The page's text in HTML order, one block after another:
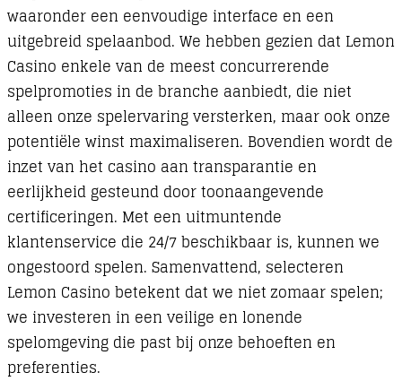
waaronder een eenvoudige interface en een
uitgebreid spelaanbod. We hebben gezien dat Lemon
Casino enkele van de meest concurrerende
spelpromoties in de branche aanbiedt, die niet
alleen onze spelervaring versterken, maar ook onze
potentiële winst maximaliseren. Bovendien wordt de
inzet van het casino aan transparantie en
eerlijkheid gesteund door toonaangevende
certificeringen. Met een uitmuntende
klantenservice die 24/7 beschikbaar is, kunnen we
ongestoord spelen. Samenvattend, selecteren
Lemon Casino betekent dat we niet zomaar spelen;
we investeren in een veilige en lonende
spelomgeving die past bij onze behoeften en
preferenties.